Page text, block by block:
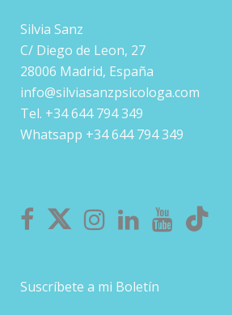
Silvia Sanz
C/ Diego de Leon, 27
28006 Madrid, España
info@silviasanzpsicologa.com
Tel. +34 644 794 349
Whatsapp +34 644 794 349
Suscríbete a mi Boletín